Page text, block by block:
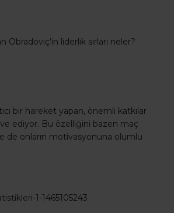
liderlik sırları neler?
bir hareket yapan, önemli katkılar
ediyor. Bu özelliğini bazen maç
de onların motivasyonuna olumlu